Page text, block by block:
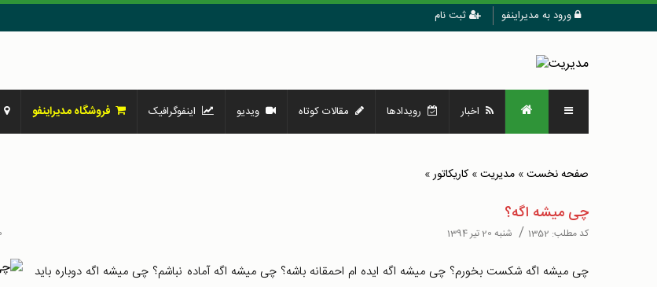
ورود به مدیراینفو ثبت نام
اخبار رویدادها مقالات کوتاه ویدیو اینفوگرافیک فروشگاه مدیراینفو
صفحه نخست» مدیریت» کاریکاتور»
چی میشه اگه؟
کد مطلب: 1352
/ شنبه 20 تیر 1394
چی میشه اگه شکست بخورم؟ چی میشه اگه ایده ام احمقانه باشه؟ چی میشه اگه آماده نباشم؟ چی میشه اگه دوباره باید